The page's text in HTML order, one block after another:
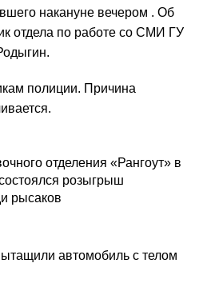
накануне вечером . Об
отдела по работе со СМИ ГУ
полиции. Причина
отделения «Рангоут» в
розыгрыш
рысаков
автомобиль с телом